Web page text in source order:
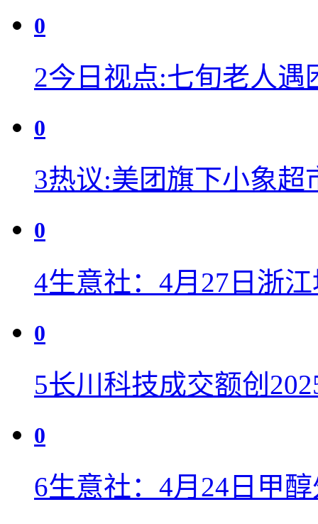
0
2今日视点:七旬老人遇
0
3热议:美团旗下小象超
0
4生意社：4月27日浙
0
5长川科技成交额创
0
6生意社：4月24日甲